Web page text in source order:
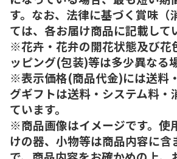
す。なお、法律に基づく賞味（
ては、各お届け商品に記載して
※花卉・花弁の開花状態及び花
ッピング(包装)等は多少異なる
※表示価格(商品代金)には送料
グギフトは送料・システム料・
ています。
※商品画像はイメージです。使
けの器、小物等は商品内容に含